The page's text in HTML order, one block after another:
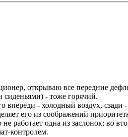
открываю все передние
- тоже горячий.
впереди - холодный воздух,
его из соображений
работает одна из заслонок; во
контролем.